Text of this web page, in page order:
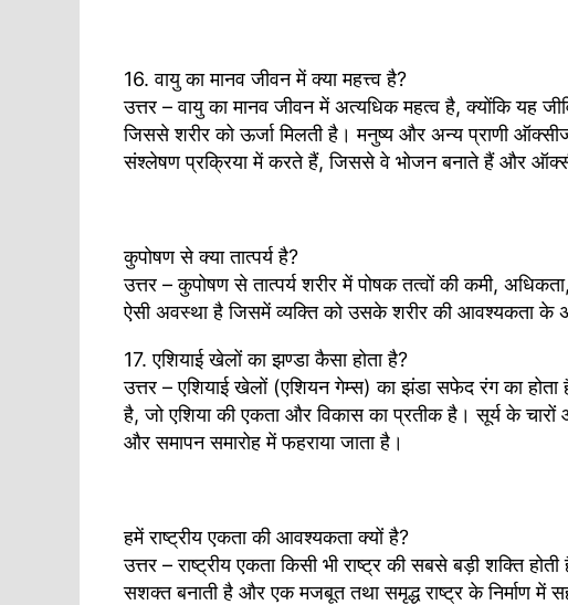
16. वायु का मानव जीवन में क्या महत्त्व है?
उत्तर – वायु का मानव जीवन में अत्यधिक महत्व है, क्योंकि यह
जिससे शरीर को ऊर्जा मिलती है। मनुष्य और अन्य प्राणी
संश्लेषण प्रक्रिया में करते हैं, जिससे वे भोजन बनाते हैं और
कुपोषण से क्या तात्पर्य है?
उत्तर – कुपोषण से तात्पर्य शरीर में पोषक तत्वों की कमी,
ऐसी अवस्था है जिसमें व्यक्ति को उसके शरीर की आवश्यकता के
17. एशियाई खेलों का झण्डा कैसा होता है?
उत्तर – एशियाई खेलों (एशियन गेम्स) का झंडा सफेद रंग का
है, जो एशिया की एकता और विकास का प्रतीक है। सूर्य के
और समापन समारोह में फहराया जाता है।
हमें राष्ट्रीय एकता की आवश्यकता क्यों है?
उत्तर – राष्ट्रीय एकता किसी भी राष्ट्र की सबसे बड़ी शक्ति
सशक्त बनाती है और एक मजबूत तथा समृद्ध राष्ट्र के निर्माण में